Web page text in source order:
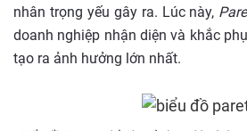
nhân trọng yếu gây ra. Lúc này,
doanh nghiệp nhận diện và khắc
tạo ra ảnh hưởng lớn nhất.